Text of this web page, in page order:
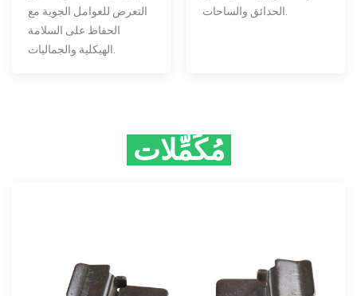
التعرض للعوامل الجوية مع
الحفاظ على السلامة
مُكَمِّلات